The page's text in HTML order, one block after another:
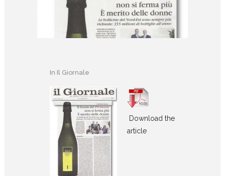
In Il Giornale
Download the
article